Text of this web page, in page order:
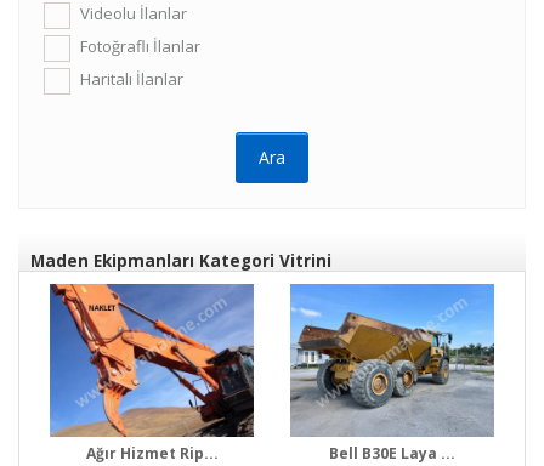
Videolu İlanlar
Fotoğraflı İlanlar
Haritalı İlanlar
Maden Ekipmanları Kategori Vitrini
Ağır Hizmet Rip... Bell B30E Laya ...